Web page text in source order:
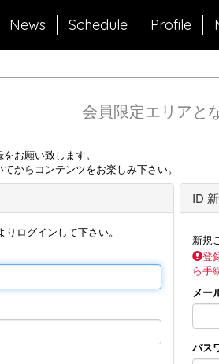
News Schedule Profile
会員限定エリアと
お願い致します。
からコンテンツをお楽しみ下さい。
ログインして下さい。
ID
新規
登
ら手
メー
パス